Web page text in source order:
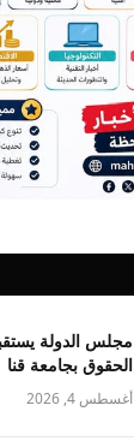
مجلس الدولة
الحقوق بجامعة قنا
أغسطس 4, 2026